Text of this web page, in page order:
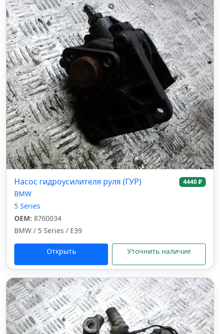
Насос гидроусилителя руля (ГУР) 4440 ₽
BMW
5 Series
OEM: 8760034
BMW / 5 Series / E39
Открыть Уточнить наличие